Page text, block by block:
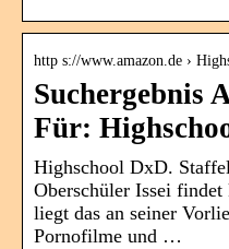
http s://www.amazon.de ›
Suchergebnis
Für:
Highschool DxD.
Oberschüler Issei
liegt das an seiner
Pornofilme und …